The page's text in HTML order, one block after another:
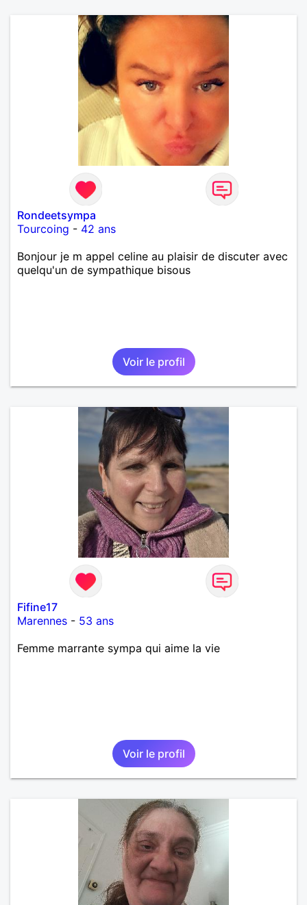
Rondeetsympa
Tourcoing - 42 ans
Bonjour je m appel celine au plaisir de discuter avec
quelqu'un de sympathique bisous
Voir le profil
Fifine17
Marennes - 53 ans
Femme marrante sympa qui aime la vie
Voir le profil